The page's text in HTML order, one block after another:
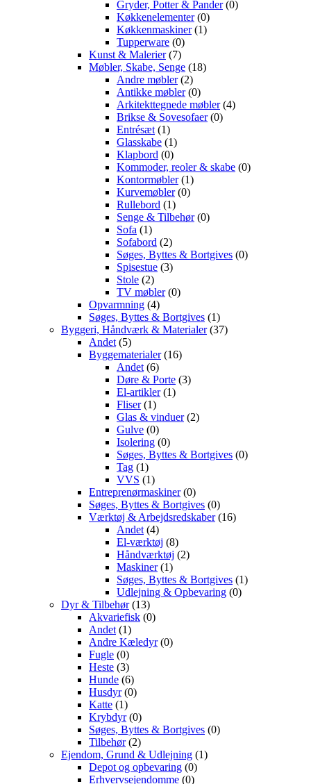
Gryder, Potter & Pander(0)
Køkkenelementer(0)
Køkkenmaskiner(1)
Tupperware (0)
Kunst & Malerier(7)
Møbler, Skabe, Senge (18)
Andre møbler(2)
Antikke møbler(0)
Arkitekttegnede møbler(4)
Brikse & Sovesofaer(0)
Entrésæt (1)
Glasskabe (1)
Klapbord (0)
Kommoder, reoler & skabe (0)
Kontormøbler(1)
Kurvemøbler(0)
Rullebord (1)
Senge & Tilbehør(0)
Sofa (1)
Sofabord (2)
Søges, Byttes & Bortgives (0)
Spisestue (3)
Stole (2)
TV møbler(0)
Opvarmning (4)
Søges, Byttes & Bortgives (1)
Byggeri, Håndværk & Materialer(37)
Andet (5)
Byggematerialer(16)
Andet (6)
Døre & Porte (3)
El-artikler(1)
Fliser(1)
Glas & vinduer(2)
Gulve (0)
Isolering (0)
Søges, Byttes & Bortgives (0)
Tag (1)
VVS (1)
Entreprenørmaskiner(0)
Søges, Byttes & Bortgives (0)
Værktøj & Arbejdsredskaber(16)
Andet (4)
El-værktøj (8)
Håndværktøj (2)
Maskiner(1)
Søges, Byttes & Bortgives (1)
Udlejning & Opbevaring (0)
Dyr & Tilbehør(13)
Akvariefisk (0)
Andet (1)
Andre Kæledyr(0)
Fugle (0)
Heste (3)
Hunde (6)
Husdyr(0)
Katte (1)
Krybdyr(0)
Søges, Byttes & Bortgives (0)
Tilbehør(2)
Ejendom, Grund & Udlejning (1)
Depot og opbevaring (0)
Erhvervsejendomme (0)